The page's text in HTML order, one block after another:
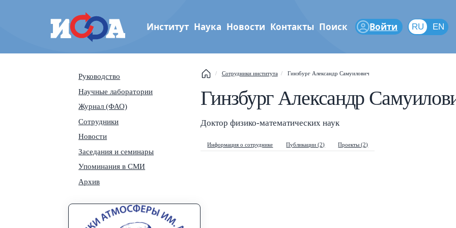
Институт физики атмосферы
Институт Наука Новости Контакты Поиск Войти RU EN
RU
Руководство
Научные лаборатории
Журнал (ФАО)
Сотрудники
Новости
Заседания и семинары
Упоминания в СМИ
Архив
Сотрудники института Гинзбург Александр Самуилович
Гинзбург Александр
Доктор физико-математических наук
Информация о сотруднике Публикации (2) Проекты (2)
This help popup Shift + ?
Search popup
Navigate posts ← →